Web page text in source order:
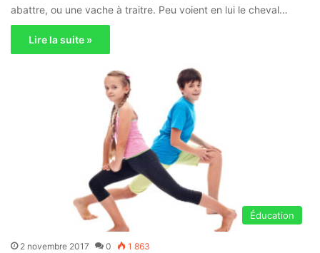
abattre, ou une vache à traitre. Peu voient en lui le cheval…
Lire la suite »
Éducation
2 novembre 2017 0 1 863